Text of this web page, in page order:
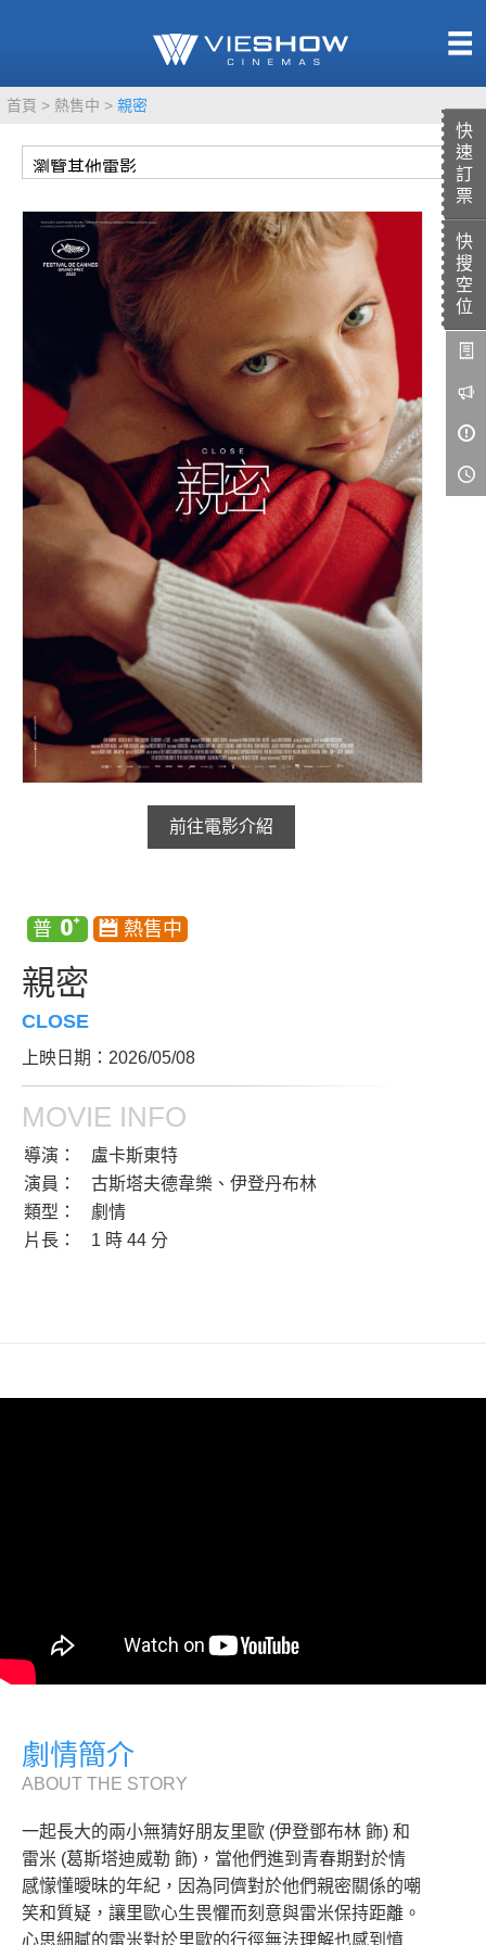
快
速
訂
票
快
搜
空
位
首頁 熱售中 親密
前往電影介紹
親密
CLOSE
上映日期：2026/05/08
MOVIE INFO
導演：
盧卡斯東特
演員：
古斯塔夫德韋樂、伊登丹布林
類型：
劇情
片長：
1 時 44 分
劇情簡介
ABOUT THE STORY
一起長大的兩小無猜好朋友里歐 (伊登鄧布林 飾) 和
雷米 (葛斯塔迪威勒 飾)，當他們進到青春期對於情
感懞懂曖昧的年紀，因為同儕對於他們親密關係的嘲
笑和質疑，讓里歐心生畏懼而刻意與雷米保持距離。
心思細膩的雷米對於里歐的行徑無法理解也感到憤
TITAN SCREEN
MUCROWN
IMAX
VR 演唱會
GOLD CLASS
AD口述影像
LIVE演唱會
影城餐飲
UNICORN
影城公告
影城活動
中獎名單
合作夥伴
商家介紹
加入iShow
會員Q&A